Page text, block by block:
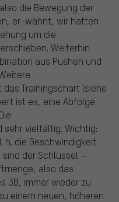
die Bewegung der
er-wähnt, wir hatten
um die
Weiterhin
aus Pushen und
Trainingschart (siehe
ist es, eine Abfolge
sehr vielfältig. Wichtig:
h. die Geschwindigkeit
sind der Schlüssel –
also das
3B, immer wieder zu
einem neuen, höheren